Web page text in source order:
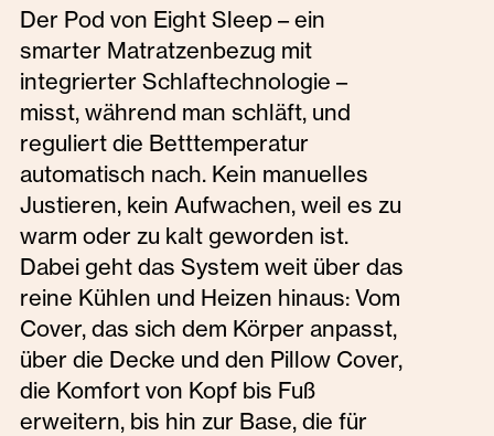
Der Pod von Eight Sleep – ein
smarter Matratzenbezug mit
integrierter Schlaftechnologie –
misst, während man schläft, und
reguliert die Betttemperatur
automatisch nach. Kein manuelles
Justieren, kein Aufwachen, weil es zu
warm oder zu kalt geworden ist.
Dabei geht das System weit über das
reine Kühlen und Heizen hinaus: Vom
Cover, das sich dem Körper anpasst,
über die Decke und den Pillow Cover,
die Komfort von Kopf bis Fuß
erweitern, bis hin zur Base, die für